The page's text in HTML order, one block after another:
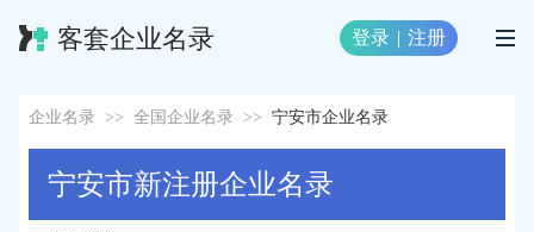
客套企业名录 登录 | 注册
企业名录 >> 全国企业名录 >> 宁安市企业名录
宁安市新注册企业名录